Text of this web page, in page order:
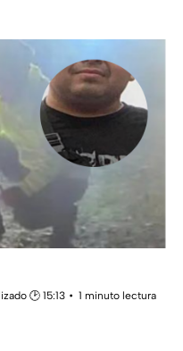
🕑 15:13
1 minuto lectura